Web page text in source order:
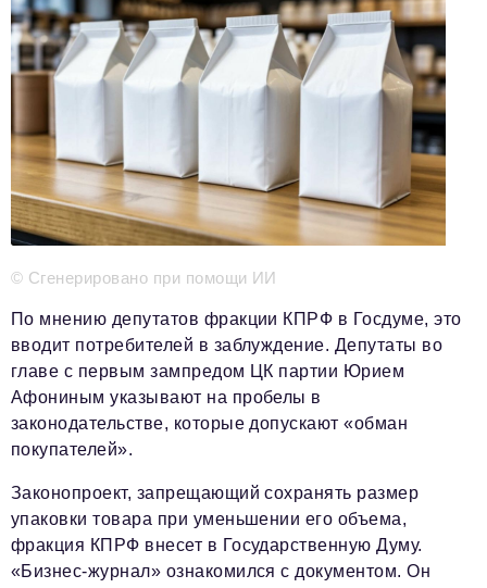
Видео
Телефон редакции:+7 495 727-01-67
Информационный отдел
info@business-magazine.online
Отдел рекламы
reklama@business-magazine.online
Отдел распространения/редакционная подписка
podpiska@business-magazine.online
Отдел по работе с партнерами
partner@business-magazine.online
© Сгенерировано при помощи ИИ
По мнению депутатов фракции КПРФ в Госдуме, это
вводит потребителей в заблуждение. Депутаты во
главе с первым зампредом ЦК партии Юрием
Афониным указывают на пробелы в
законодательстве, которые допускают «обман
покупателей».
Законопроект, запрещающий сохранять размер
упаковки товара при уменьшении его объема,
фракция КПРФ внесет в Государственную Думу.
«Бизнес-журнал» ознакомился с документом. Он